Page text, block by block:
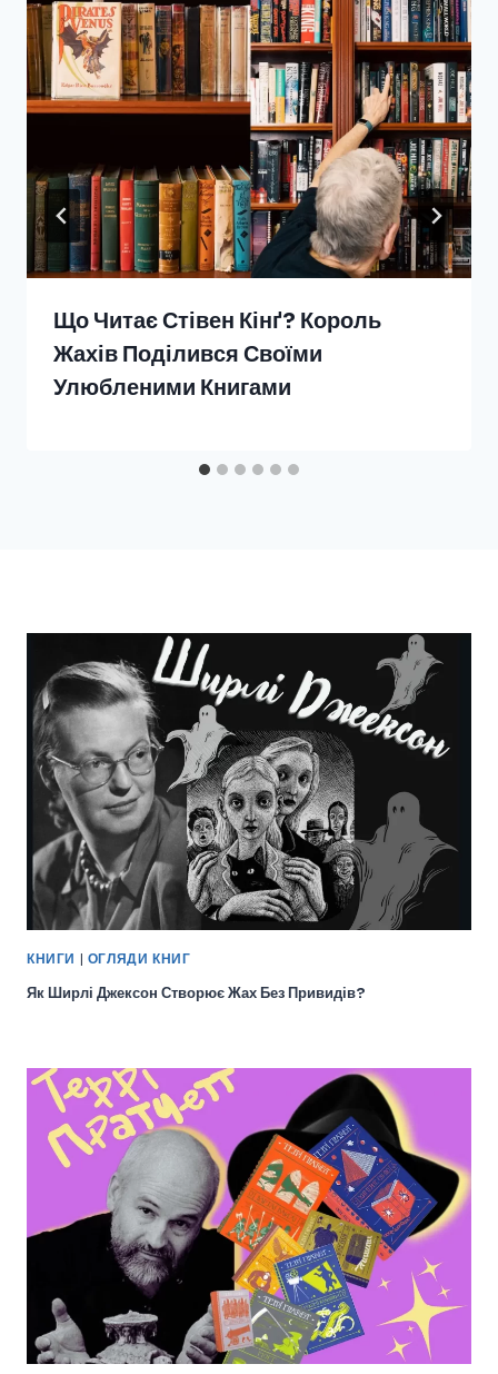
Що Читає Стівен Кінґ? Король
Жахів Поділився Своїми
Улюбленими Книгами
КНИГИ | ОГЛЯДИ КНИГ
Як Ширлі Джексон Створює Жах Без Привидів?